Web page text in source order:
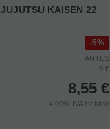
JUJUTSU KAISEN 22
5%
ANTES
9 €
8,55 €
4.00% IVA incluido